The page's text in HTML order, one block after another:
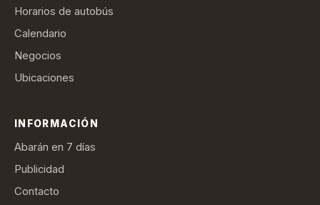
Horarios de autobús
Calendario
Negocios
Ubicaciones
INFORMACIÓN
Abarán en 7 días
Publicidad
Contacto